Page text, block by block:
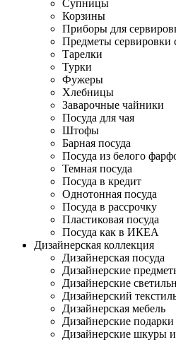
Супницы
Корзины
Приборы для
Предметы сервировки
Тарелки
Турки
Фужеры
Хлебницы
Заварочные чайники
Посуда для чая
Штофы
Барная посуда
Посуда из белого
Темная посуда
Посуда в кредит
Однотонная посуда
Посуда в рассрочку
Пластиковая посуда
Посуда как в ИКЕА
Дизайнерская коллекция
Дизайнерская посуда
Дизайнерские
Дизайнерские
Дизайнерский
Дизайнерская мебель
Дизайнерские
Дизайнерские шкуры